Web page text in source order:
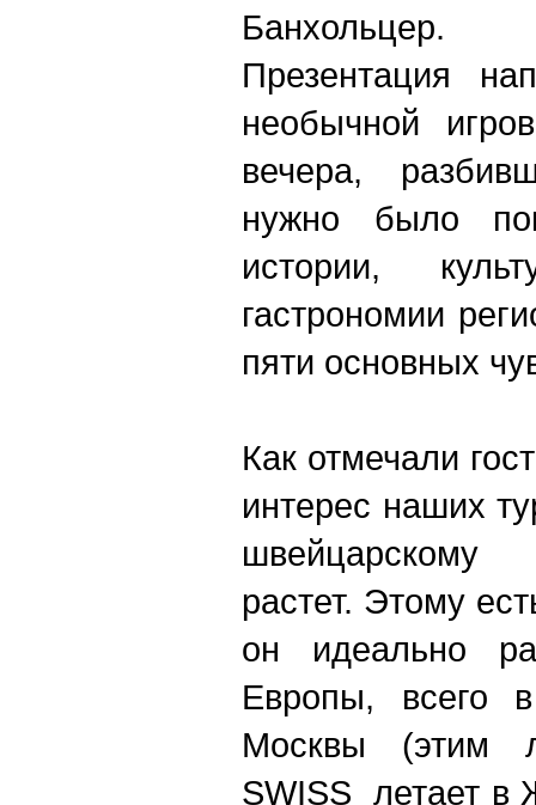
Банхольцер.
Презентация
необычной
вечера,
нужно было
истории,
гастрономии
пяти основных
Как отмечали
интерес наших
швейцарскому
растет. Этому
он идеально
Европы, всего
Москвы (этим
SWISS летает в